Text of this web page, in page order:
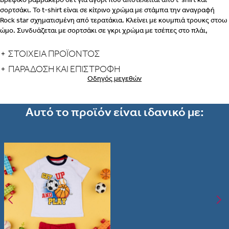
σορτσάκι. Το t-shirt είναι σε κίτρινο χρώμα με στάμπα την αναγραφή
Rock star σχηματισμένη από τερατάκια. Κλείνει με κουμπιά τρουκς στοω
ώμο. Συνδυάζεται με σορτσάκι σε γκρι χρώμα με τσέπες στο πλάι,
ΣΤΟΙΧΕΙΑ ΠΡΟΪΟΝΤΟΣ
ΠΑΡΆΔΟΣΗ ΚΑΙ ΕΠΙΣΤΡΟΦΉ
Οδηγός μεγεθών
ΕΣΩΡΟΥΧΑ ΓΙΑ ΜΕΤΑ ΤΟΝ
ΤΟΚΕΤΟ – ΣΛΙΠ, ΖΩΝΗ, ΚΟΡΣΕΣ
ΠΩΣ
ΒΗΜΑ
Αυτό το προϊόν είναι ιδανικό με: